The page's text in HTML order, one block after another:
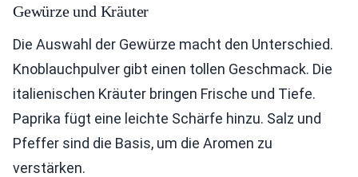
Gewürze und Kräuter
Die Auswahl der Gewürze macht den Unterschied.
Knoblauchpulver gibt einen tollen Geschmack. Die
italienischen Kräuter bringen Frische und Tiefe.
Paprika fügt eine leichte Schärfe hinzu. Salz und
Pfeffer sind die Basis, um die Aromen zu
verstärken.